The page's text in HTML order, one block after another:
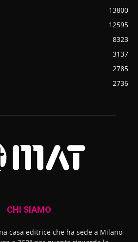
13800
12595
8323
3137
2785
2736
CHI SIAMO
casa editrice che ha sede a Milano